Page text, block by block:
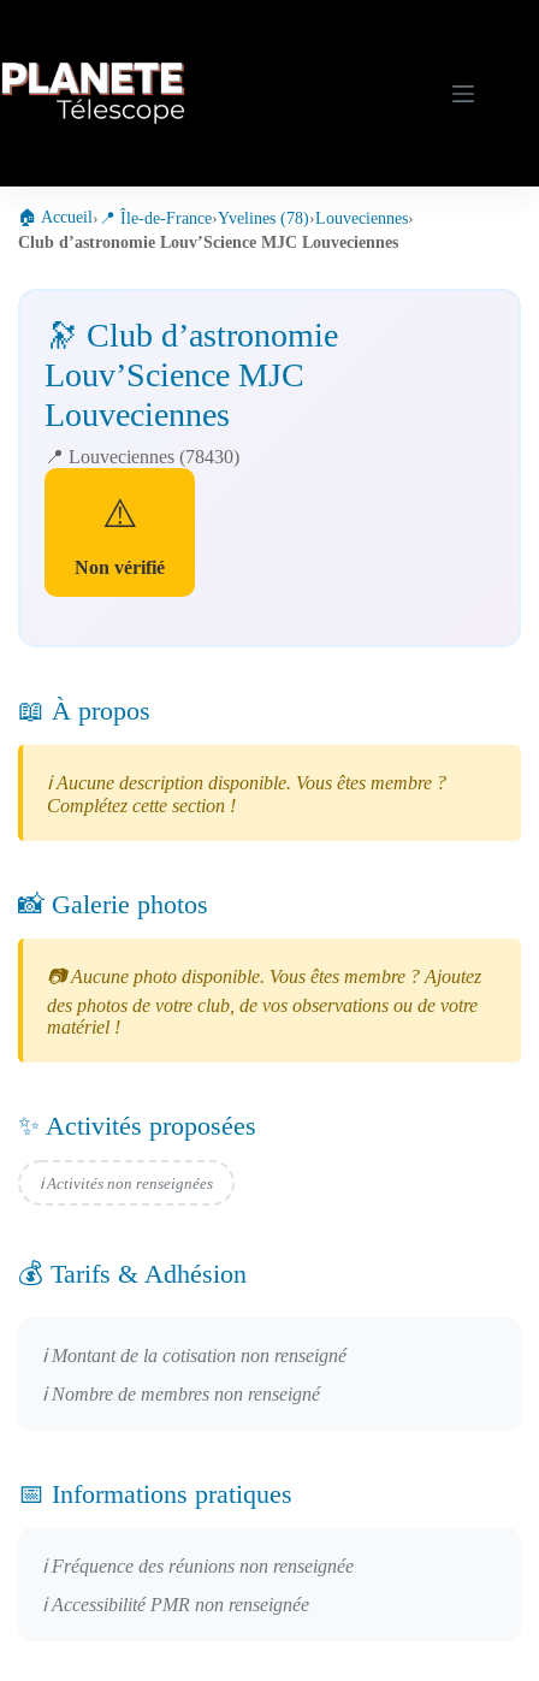
🏠 Accueil› 📍 Île-de-France›Yvelines (78)›Louveciennes›
Club d’astronomie Louv’Science MJC Louveciennes
🔭 Club d’astronomie
Louv’Science MJC
Louveciennes
📍 Louveciennes (78430)
⚠️
Non vérifié
📖 À propos
ℹ️ Aucune description disponible. Vous êtes membre ?
Complétez cette section !
📸 Galerie photos
📷 Aucune photo disponible. Vous êtes membre ? Ajoutez
des photos de votre club, de vos observations ou de votre
matériel !
✨ Activités proposées
ℹ️ Activités non renseignées
💰 Tarifs & Adhésion
ℹ️ Montant de la cotisation non renseigné
ℹ️ Nombre de membres non renseigné
📅 Informations pratiques
ℹ️ Fréquence des réunions non renseignée
ℹ️ Accessibilité PMR non renseignée